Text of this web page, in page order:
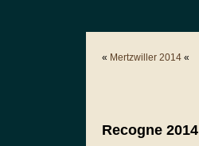
« Mertzwiller 2014«
Recogne 2014